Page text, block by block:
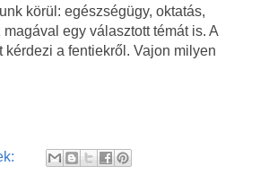
körül: egészségügy, oktatás,
egy választott témát is. A
a fentiekről. Vajon milyen